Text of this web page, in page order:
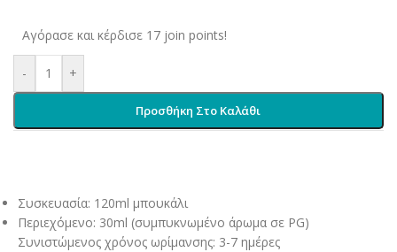
Αγόρασε και κέρδισε 17 join points!
- +
Προσθήκη Στο Καλάθι
Συσκευασία: 120ml μπουκάλι
Περιεχόμενο: 30ml (συμπυκνωμένο άρωμα σε PG)
Συνιστώμενος χρόνος ωρίμανσης: 3-7 ημέρες